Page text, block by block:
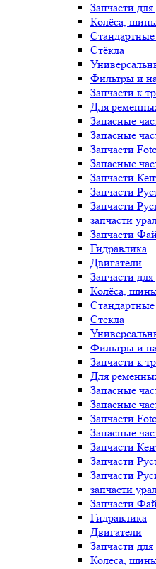
Запчасти
Колёса,
Стандартные
Стёкла
Фильтры и
Запчасти к
Для
Запасные
Запасные
Запчасти
Запасные
Запчасти
Запчасти
Запчасти
запчасти
Запчасти
Гидравлика
Двигатели
Запчасти
Колёса,
Стандартные
Стёкла
Фильтры и
Запчасти к
Для
Запасные
Запасные
Запчасти
Запасные
Запчасти
Запчасти
Запчасти
запчасти
Запчасти
Гидравлика
Двигатели
Запчасти
Колёса,